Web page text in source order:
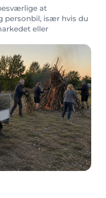
at
personbil, især hvis du
eller